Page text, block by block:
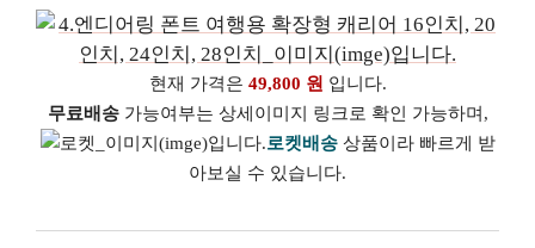
현재 가격은 49,800 원 입니다.
무료배송가능여부는 상세이미지 링크로 확인 가능하며,
로켓배송상품이라 빠르게 받
아보실 수 있습니다.